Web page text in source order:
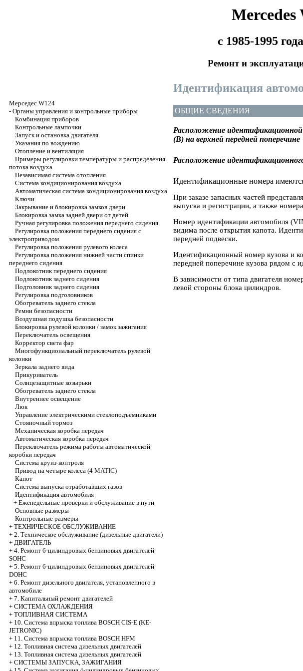
Mercedes
с 1985-1995
Ремонт и
Мерседес W124
- Органы управления и контрольные приборы
Комбинация приборов
Контрольные лампочки
Запуск и остановка двигателя
Указания по вождению
Отопление и вентиляция
Примеры регулировки температуры и распределения
потока воздуха
Независимая система отопления
Система кондиционирования воздуха
Автоматическая система кондиционирования воздуха
Ключи
Закрывание и блокировка замков двери
Блокировка замка задней двери от детей
Ручная регулировка положения переднего сидения
Регулировка положения переднего сидения с
электроприводом
Регулировка положения рулевого колеса
Регулировка положения нижней части спинки
переднего сидения
Подлокотник переднего сидения
Подлокотник заднего сидения
Подголовник заднего сидения
Регулировка подголовников
Обогреватель заднего стекла
Ремни безопасности
Воздушная подушка безопасности
Блокировка рулевой колонки / замок зажигания
Переключатель освещения
Корректор света фар
Многофункциональный переключатель рулевой
колонки
Зеркала заднего вида
Прикуриватель
Солнцезащитные козырьки
Обогреватель заднего стекла
Внутреннее освещение
Люк
Управление электрическими стеклоподъемниками
Стояночный тормоз
Механическая коробка передач
Автоматическая коробка передач
Переключатель режима работы автоматической
коробки передач
Система круиз-контроля
Привод на четыре колеса (4 MATIC)
Капот
Система выпуска отработавших газов
Идентификация автомобиля
+ Еженедельные проверки и обслуживание в пути
Основные размеры
Контрольные размеры
+ ТЕХНИЧЕСКОЕ ОБСЛУЖИВАНИЕ
+ 2. Техническое обслуживание (дизельные двигатели)
+ ДВИГАТЕЛЬ
+ 4. Ремонт 6-цилиндровых бензиновых двигателей
SOHC
+ 5. Ремонт 6-цилиндровых бензиновых двигателей
DOHC
+ 6. Ремонт дизельного двигателя, установленного в
автомобиле
+ 7. Капитальный ремонт двигателей
+ СИСТЕМА ОХЛАЖДЕНИЯ
+ ТОПЛИВНАЯ СИСТЕМА
+ 10. Система впрыска топлива BOSCH CIS-E (KE-
JETRONIC)
+ 11. Система впрыска топлива BOSCH HFM
+ 12. Топливная система дизельных двигателей
+ 13. Топливная система дизельных двигателей
+ СИСТЕМЫ ЗАПУСКА, ЗАЖИГАНИЯ
Идентификация
ОБЩИЕ СВЕДЕНИЯ
Расположение
(В) на верхней передней поперечине
Расположение
Идентификационные номера
При заказе запасных частей
выпуска и регистрации, а также
Номер идентификации автомобиля
видима после открытия капота.
передней подвески.
Идентификационный номер кузова и
передней поперечине кузова рядом с
В зависимости от типа двигателя
левой стороны блока цилиндров.